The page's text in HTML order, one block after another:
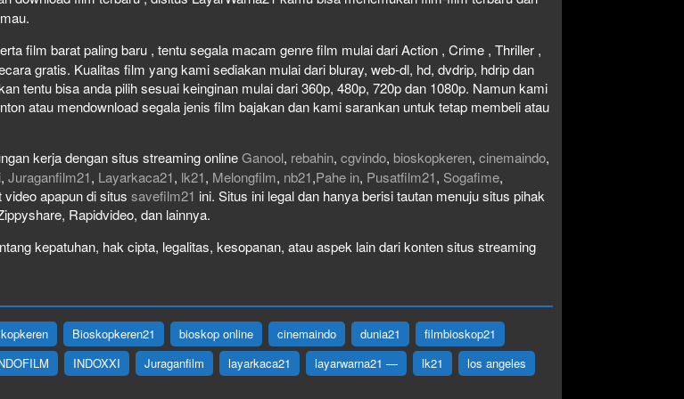
film barat paling baru , tentu segala macam genre film mulai dari Action , Crime , Thriller ,
gratis. Kualitas film yang kami sediakan mulai dari bluray, web-dl, hd, dvdrip, hdrip dan
tentu bisa anda pilih sesuai keinginan mulai dari 360p, 480p, 720p dan 1080p. Namun kami
atau mendownload segala jenis film bajakan dan kami sarankan untuk tetap membeli atau
kerja dengan situs streaming onlineGanool, rebahin, cgvindo, bioskopkeren, cinemaindo,
, Juraganfilm21, Layarkaca21, lk21, Melongfilm, nb21,Pahe in, Pusatfilm21, Sogafime,
apapun di situs savefilm21 ini. Situs ini legal dan hanya berisi tautan menuju situs pihak
Rapidvideo, dan lainnya.
kepatuhan, hak cipta, legalitas, kesopanan, atau aspek lain dari konten situs streaming
Bioskopkeren21 bioskop online cinemaindo dunia21
filmbioskop21
INDOXXI Juraganfilm layarkaca21 layarwarna21 — lk21
los angeles